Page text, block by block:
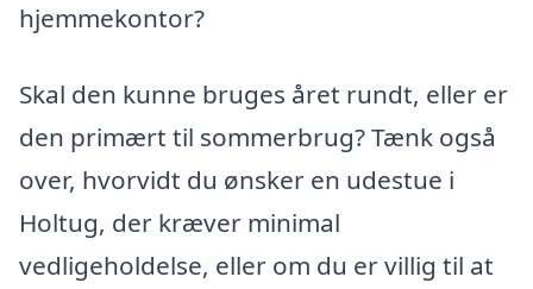
hjemmekontor?
Skal den kunne bruges året rundt, eller er
den primært til sommerbrug? Tænk også
over, hvorvidt du ønsker en udestue i
Holtug, der kræver minimal
vedligeholdelse, eller om du er villig til at